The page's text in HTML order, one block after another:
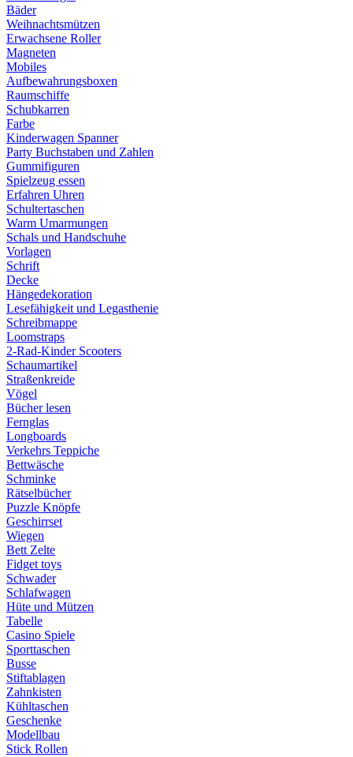
Bäder
Weihnachtsmützen
Erwachsene Roller
Magneten
Mobiles
Aufbewahrungsboxen
Raumschiffe
Schubkarren
Farbe
Kinderwagen Spanner
Party Buchstaben und Zahlen
Gummifiguren
Spielzeug essen
Erfahren Uhren
Schultertaschen
Warm Umarmungen
Schals und Handschuhe
Vorlagen
Schrift
Decke
Hängedekoration
Lesefähigkeit und Legasthenie
Schreibmappe
Loomstraps
2-Rad-Kinder Scooters
Schaumartikel
Straßenkreide
Vögel
Bücher lesen
Fernglas
Longboards
Verkehrs Teppiche
Bettwäsche
Schminke
Rätselbücher
Puzzle Knöpfe
Geschirrset
Wiegen
Bett Zelte
Fidget toys
Schwader
Schlafwagen
Hüte und Mützen
Tabelle
Casino Spiele
Sporttaschen
Busse
Stiftablagen
Zahnkisten
Kühltaschen
Geschenke
Modellbau
Stick Rollen